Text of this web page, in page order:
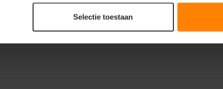
Selectie toestaan